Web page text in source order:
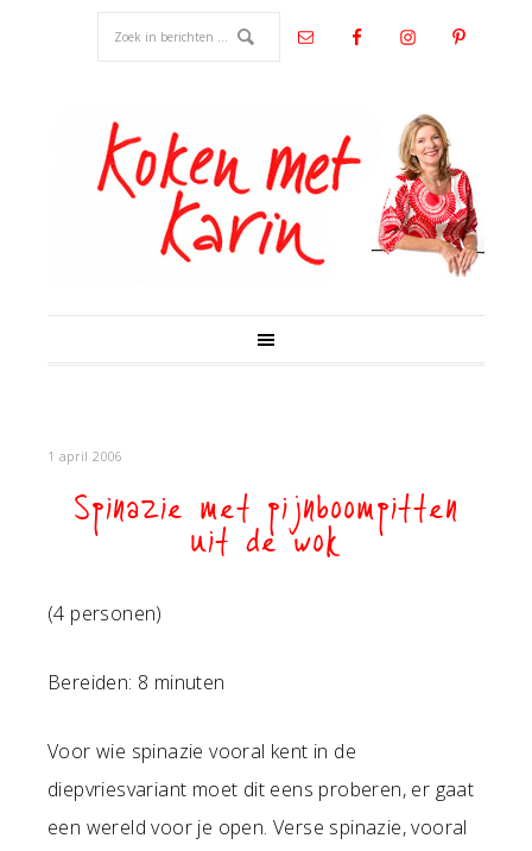
1 april 2006
Spinazie met pijnboompitten
uit de wok
(4 personen)
Bereiden: 8 minuten
Voor wie spinazie vooral kent in de
diepvriesvariant moet dit eens proberen, er gaat
een wereld voor je open. Verse spinazie, vooral